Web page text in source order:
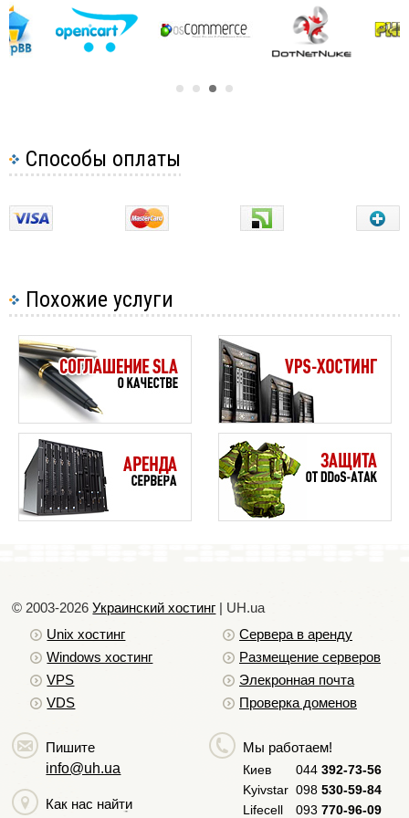
Настройка планировщика задач (CRON) в ispmanager
Настройка планировщика задач (CRON)
электронной почты cPanel, ispmanager, directadmin
Как изменить версию РНР в ispmanager
Как настроить собственную страницу ошибок
Как настроить зоны DNS в cPanel
Как проверить работу сайта, если домен не направлен
на NS-сервера хостинга.
Как создать создать файл PHPInfo
Как выполнить PHP в .html файлах
Все о файле php.ini. Общие настройки
Как выполнить команды ping и tracert
DirectAdmin
Как сделать резервную копию Вашего сайта в
ispmanager
От чего зависит скорость загрузки сайта
Рекомендации по созданию надежных паролей
Как изменить версию РНР в cPanel
Как изменить версию РНР в DirectAdmin
Как запретить доступ к сайту для определённых IP-
адресов
Способы оплаты
Похожие услуги
© 2003-2026Украинский хостинг | UH.ua
Unix хостинг
Windows хостинг
VPS
VDS
Сервера в аренду
Размещение серверов
Элекронная почта
Проверка доменов
Пишите
info@uh.ua
Как нас найти
Мы работаем!
Киев 044 392-73-56
Kyivstar 098 530-59-84
Lifecell
093 770-96-09